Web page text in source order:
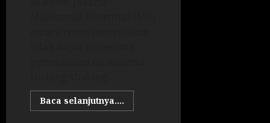
Baca selanjutnya....